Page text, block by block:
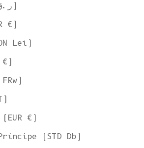
Qatar (QAR ر.ق)
€)
Lei)
€)
€)
(STD Db)